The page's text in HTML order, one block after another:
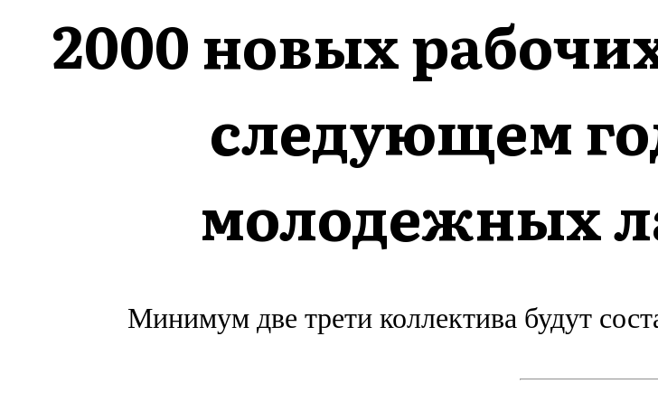
2000 новых
следующем
молодежных
Минимум две трети коллектива будут